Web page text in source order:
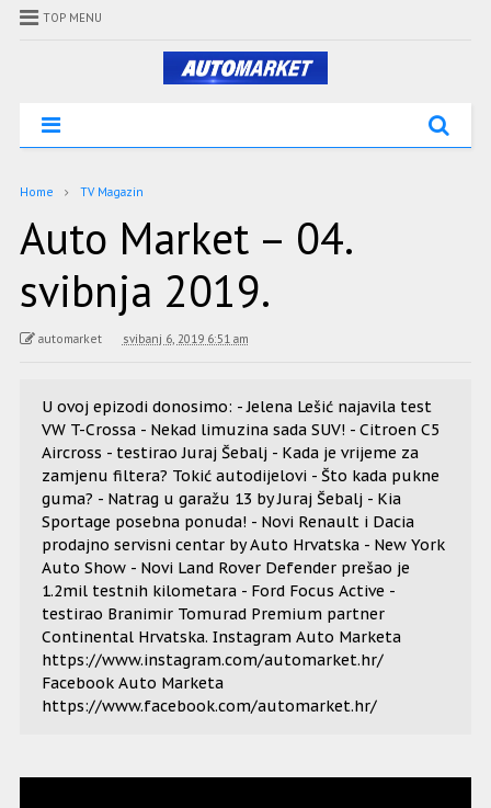
TOP MENU
Home TV Magazin
Auto Market – 04.
svibnja 2019.
automarket svibanj 6, 2019 6:51 am
U ovoj epizodi donosimo: - Jelena Lešić najavila test
VW T-Crossa - Nekad limuzina sada SUV! - Citroen C5
Aircross - testirao Juraj Šebalj - Kada je vrijeme za
zamjenu filtera? Tokić autodijelovi - Što kada pukne
guma? - Natrag u garažu 13 by Juraj Šebalj - Kia
Sportage posebna ponuda! - Novi Renault i Dacia
prodajno servisni centar by Auto Hrvatska - New York
Auto Show - Novi Land Rover Defender prešao je
1.2mil testnih kilometara - Ford Focus Active -
testirao Branimir Tomurad Premium partner
Continental Hrvatska. Instagram Auto Marketa
https://www.instagram.com/automarket.hr/
Facebook Auto Marketa
https://www.facebook.com/automarket.hr/